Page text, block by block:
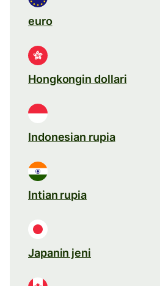
euro
Hongkongin dollari
Indonesian rupia
Intian rupia
Japanin jeni